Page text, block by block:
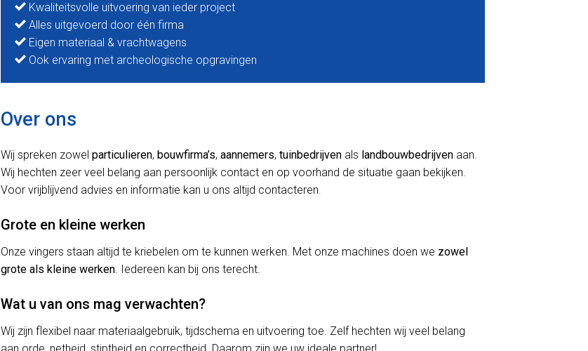
Kwaliteitsvolle uitvoering van ieder project
Alles uitgevoerd door één firma
Eigen materiaal & vrachtwagens
Ook ervaring met archeologische opgravingen
Over ons
Wij spreken zowel particulieren, bouwfirma’s, aannemers, tuinbedrijven als landbouwbedrijven aan.
Wij hechten zeer veel belang aan persoonlijk contact en op voorhand de situatie gaan bekijken.
Voor vrijblijvend advies en informatie kan u ons altijd contacteren.
Grote en kleine werken
Onze vingers staan altijd te kriebelen om te kunnen werken. Met onze machines doen we zowel
grote als kleine werken. Iedereen kan bij ons terecht.
Wat u van ons mag verwachten?
Wij zijn flexibel naar materiaalgebruik, tijdschema en uitvoering toe. Zelf hechten wij veel belang
aan orde, netheid, stiptheid en correctheid. Daarom zijn we uw ideale partner!